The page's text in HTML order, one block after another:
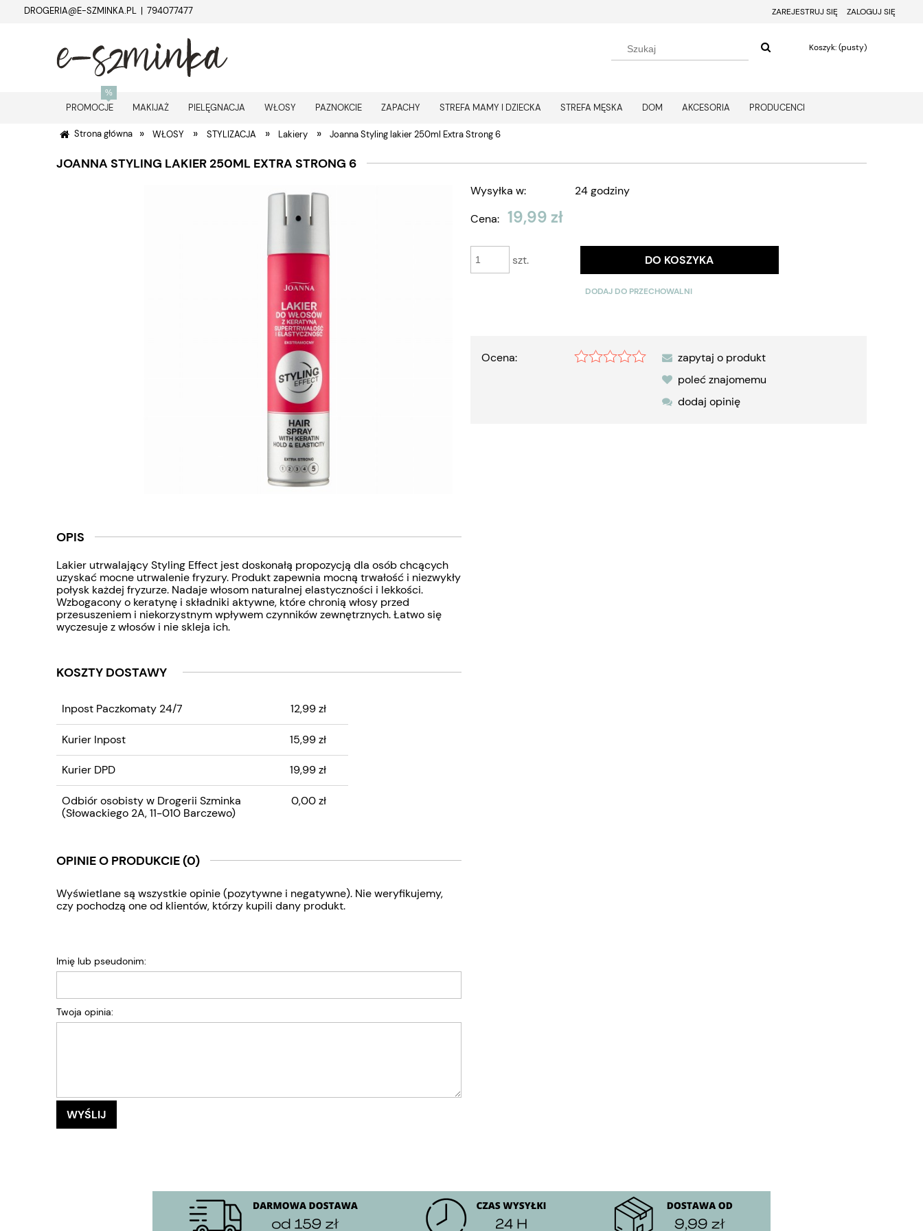
DROGERIA@E-SZMINKA.PL | 794077477 ZAREJESTRUJ SIĘ ZALOGUJ SIĘ
Koszyk:(pusty)
PROMOCJE MAKIJAŻ PIELĘGNACJA WŁOSY PAZNOKCIE ZAPACHY STREFA MAMY I DZIECKA STREFA MĘSKA DOM AKCESORIA PRODUCENCI
Strona główna » WŁOSY » STYLIZACJA » Lakiery » Joanna Styling lakier 250ml Extra Strong 6
JOANNA STYLING LAKIER 250ML EXTRA STRONG 6
Wysyłka w:
24 godziny
Cena: 19,99 zł
szt. DO KOSZYKA
DODAJ DO PRZECHOWALNI
Ocena:
zapytaj o produkt
poleć znajomemu
dodaj opinię
OPIS
Lakier utrwalający Styling Effect jest doskonałą propozycją dla osób chcących
uzyskać mocne utrwalenie fryzury. Produkt zapewnia mocną trwałość i niezwykły
połysk każdej fryzurze. Nadaje włosom naturalnej elastyczności i lekkości.
Wzbogacony o keratynę i składniki aktywne, które chronią włosy przed
przesuszeniem i niekorzystnym wpływem czynników zewnętrznych. Łatwo się
wyczesuje z włosów i nie skleja ich.
KOSZTY DOSTAWY
Inpost Paczkomaty 24/7 12,99 zł
Kurier Inpost 15,99 zł
Kurier DPD 19,99 zł
Odbiór osobisty w Drogerii Szminka
(Słowackiego 2A, 11-010 Barczewo)
0,00 zł
OPINIE O PRODUKCIE (0)
Wyświetlane są wszystkie opinie (pozytywne i negatywne). Nie weryfikujemy,
czy pochodzą one od klientów, którzy kupili dany produkt.
Imię lub pseudonim:
Twoja opinia:
WYŚLIJ